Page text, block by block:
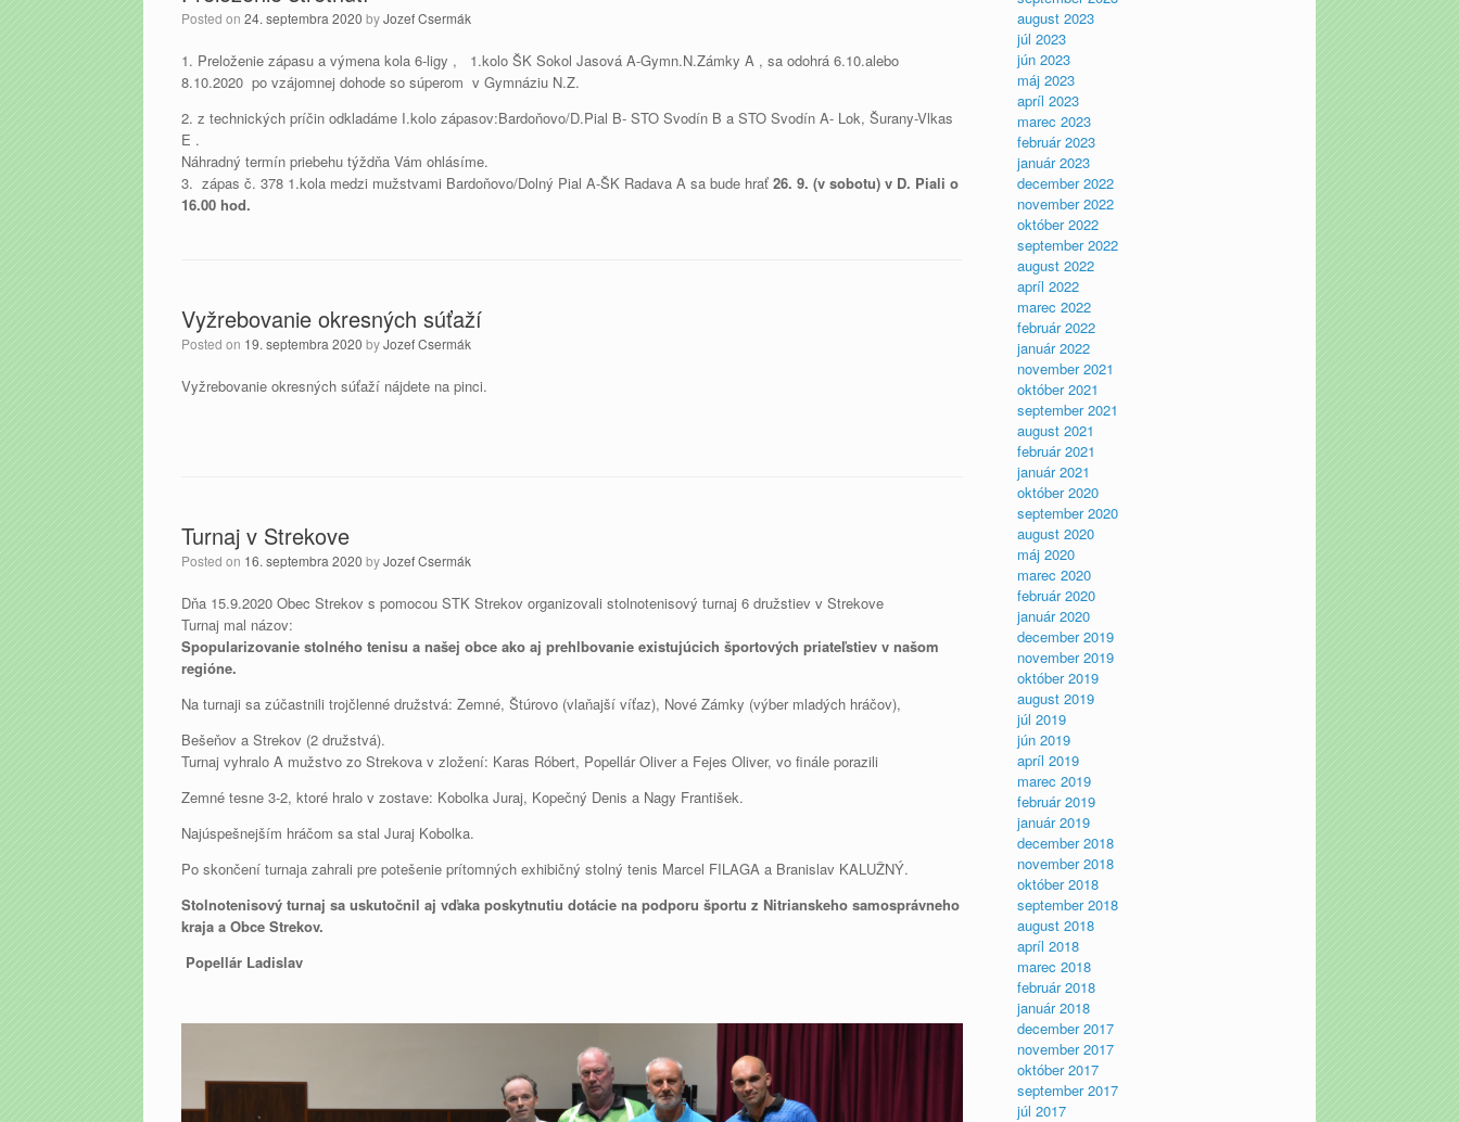
Posted on 24. septembra 2020 byJozef Csermák
1. Preloženie zápasu a výmena kola 6-ligy , 1.kolo ŠK Sokol Jasová A-Gymn.N.Zámky A , sa odohrá 6.10.alebo
8.10.2020 po vzájomnej dohode so súperom v Gymnáziu N.Z.
2. z technických príčin odkladáme I.kolo zápasov:Bardoňovo/D.Pial B- STO Svodín B a STO Svodín A- Lok, Šurany-Vlkas
E .
Náhradný termín priebehu týždňa Vám ohlásíme.
3. zápas č. 378 1.kola medzi mužstvami Bardoňovo/Dolný Pial A-ŠK Radava A sa bude hrať 26. 9. (v sobotu) v D. Piali o
16.00 hod.
Vyžrebovanie okresných súťaží
Posted on 19. septembra 2020 byJozef Csermák
Vyžrebovanie okresných súťaží nájdete na pinci.
Turnaj v Strekove
Posted on 16. septembra 2020 byJozef Csermák
Dňa 15.9.2020 Obec Strekov s pomocou STK Strekov organizovali stolnotenisový turnaj 6 družstiev v Strekove
Turnaj mal názov:
Spopularizovanie stolného tenisu a našej obce ako aj prehlbovanie existujúcich športových priateľstiev v našom
regióne.
Na turnaji sa zúčastnili trojčlenné družstvá: Zemné, Štúrovo (vlaňajší víťaz), Nové Zámky (výber mladých hráčov),
Bešeňov a Strekov (2 družstvá).
Turnaj vyhralo A mužstvo zo Strekova v zložení: Karas Róbert, Popellár Oliver a Fejes Oliver, vo finále porazili
Zemné tesne 3-2, ktoré hralo v zostave: Kobolka Juraj, Kopečný Denis a Nagy František.
Najúspešnejším hráčom sa stal Juraj Kobolka.
Po skončení turnaja zahrali pre potešenie prítomných exhibičný stolný tenis Marcel FILAGA a Branislav KALUŽNÝ.
Stolnotenisový turnaj sa uskutočnil aj vďaka poskytnutiu dotácie na podporu športu z Nitrianskeho samosprávneho
kraja a Obce Strekov.
Popellár Ladislav
august 2023
júl 2023
jún 2023
máj 2023
apríl 2023
marec 2023
február 2023
január 2023
december 2022
november 2022
október 2022
september 2022
august 2022
apríl 2022
marec 2022
február 2022
január 2022
november 2021
október 2021
september 2021
august 2021
február 2021
január 2021
október 2020
september 2020
august 2020
máj 2020
marec 2020
február 2020
január 2020
december 2019
november 2019
október 2019
august 2019
júl 2019
jún 2019
apríl 2019
marec 2019
február 2019
január 2019
december 2018
november 2018
október 2018
september 2018
august 2018
apríl 2018
marec 2018
február 2018
január 2018
december 2017
november 2017
október 2017
september 2017
júl 2017